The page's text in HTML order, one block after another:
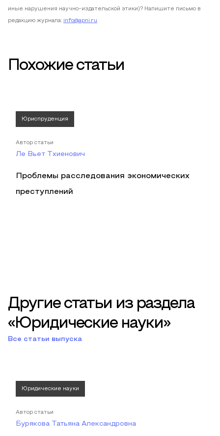
иные нарушения научно-издательской этики)? Напишите письмо в
редакцию журнала: info@apni.ru
Похожие статьи
Юриспруденция
Автор статьи
Ле Вьет Тхиенович
Проблемы расследования экономических
преступлений
Другие статьи из раздела
«Юридические науки»
Все статьи выпуска
Юридические науки
Автор статьи
Бурякова Татьяна Александровна